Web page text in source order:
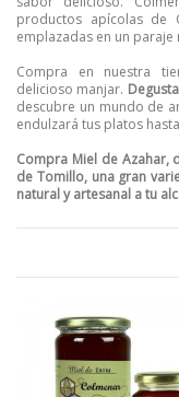
productos apícolas de
emplazadas en un
Compra en nuestra
delicioso manjar.
descubre un mundo de
endulzará tus platos
Compra Miel de Azahar,
de Tomillo, una gran
natural y artesanal a tu